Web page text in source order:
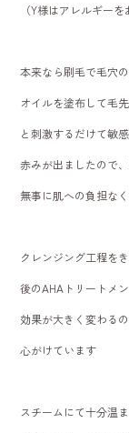
（Y様はアレルギーを
本来なら刷毛で毛穴
オイルを塗布して毛
と刺激するだけて敏
赤みが出ましたので
無事に肌への負担な
クレンジング工程を
後のAHAトリートメ
効果が大きく変わる
心がけています
スチームにて十分温